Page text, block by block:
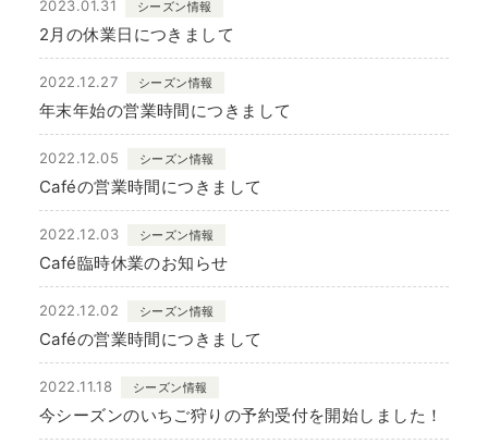
2023.01.31 シーズン情報
2月の休業日につきまして
2022.12.27 シーズン情報
年末年始の営業時間につきまして
2022.12.05 シーズン情報
Caféの営業時間につきまして
2022.12.03 シーズン情報
Café臨時休業のお知らせ
2022.12.02 シーズン情報
Caféの営業時間につきまして
2022.11.18 シーズン情報
今シーズンのいちご狩りの予約受付を開始しました！